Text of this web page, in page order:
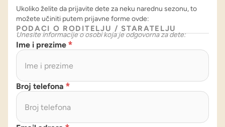
Ukoliko želite da prijavite dete za neku narednu sezonu, to
možete učiniti putem prijavne forme ovde:
PODACI O RODITELJU / STARATELJU
Unesite informacije o osobi koja je odgovorna za dete:
Ime i prezime *
Broj telefona *